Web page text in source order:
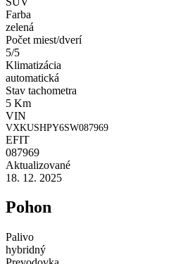
Farba
zelená
Počet miest/dverí
5/5
Klimatizácia
automatická
Stav tachometra
5 Km
VIN
VXKUSHPY6SW087969
EFIT
087969
Aktualizované
18. 12. 2025
Pohon
Palivo
hybridný